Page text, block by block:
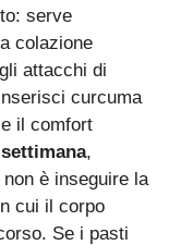
serve
colazione
attacchi di
curcuma
il comfort
settimana,
è inseguire la
cui il corpo
Se i pasti